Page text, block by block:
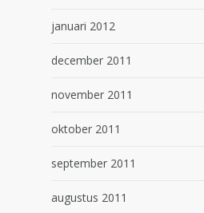
januari 2012
december 2011
november 2011
oktober 2011
september 2011
augustus 2011